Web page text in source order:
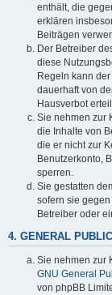
enthält, die
erklären
Beiträgen
Der Betreiber
diese
Regeln kann
dauerhaft von
Hausverbot
Sie nehmen zur
die Inhalte von
die er nicht zur
Benutzerkonto,
sperren.
Sie gestatten
sofern sie
Betreiber oder
4. GENERAL
Sie nehmen zur
GNU General
von phpBB